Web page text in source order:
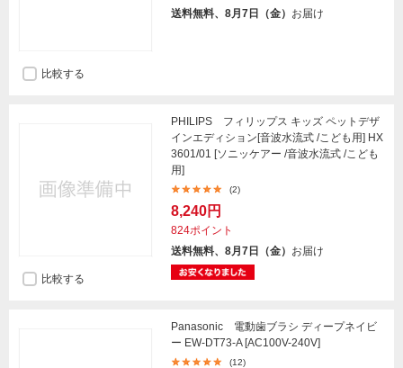
送料無料、8月7日（金） お届け
比較する
PHILIPS フィリップス キッズ ペットデザ
インエディション[音波水流式 /こども用] HX
3601/01 [ソニッケアー /音波水流式 /こども
用]
(2)
8,240円
824ポイント
送料無料、8月7日（金） お届け
比較する
Panasonic 電動歯ブラシ ディープネイビ
ー EW-DT73-A [AC100V-240V]
(12)